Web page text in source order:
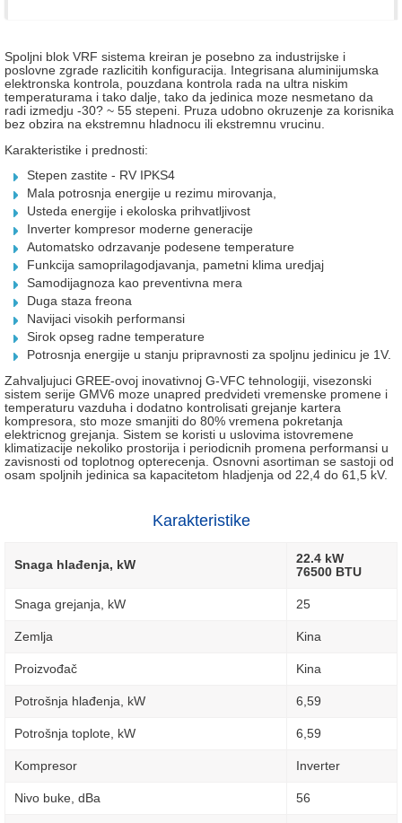
Spoljni blok VRF sistema kreiran je posebno za industrijske i
poslovne zgrade razlicitih konfiguracija. Integrisana aluminijumska
elektronska kontrola, pouzdana kontrola rada na ultra niskim
temperaturama i tako dalje, tako da jedinica moze nesmetano da
radi izmedju -30? ~ 55 stepeni. Pruza udobno okruzenje za korisnika
bez obzira na ekstremnu hladnocu ili ekstremnu vrucinu.
Karakteristike i prednosti:
Stepen zastite - RV IPKS4
Mala potrosnja energije u rezimu mirovanja,
Usteda energije i ekoloska prihvatljivost
Inverter kompresor moderne generacije
Automatsko odrzavanje podesene temperature
Funkcija samoprilagodjavanja, pametni klima uredjaj
Samodijagnoza kao preventivna mera
Duga staza freona
Navijaci visokih performansi
Sirok opseg radne temperature
Potrosnja energije u stanju pripravnosti za spoljnu jedinicu je 1V.
Zahvaljujuci GREE-ovoj inovativnoj G-VFC tehnologiji, visezonski
sistem serije GMV6 moze unapred predvideti vremenske promene i
temperaturu vazduha i dodatno kontrolisati grejanje kartera
kompresora, sto moze smanjiti do 80% vremena pokretanja
elektricnog grejanja. Sistem se koristi u uslovima istovremene
klimatizacije nekoliko prostorija i periodicnih promena performansi u
zavisnosti od toplotnog opterecenja. Osnovni asortiman se sastoji od
osam spoljnih jedinica sa kapacitetom hladjenja od 22,4 do 61,5 kV.
Karakteristike
Snaga hlađenja, kW
22.4 kW
76500 BTU
Snaga grejanja, kW 25
Zemlja Kina
Proizvođač Kina
Potrošnja hlađenja, kW 6,59
Potrošnja toplote, kW 6,59
Kompresor Inverter
Nivo buke, dBa 56